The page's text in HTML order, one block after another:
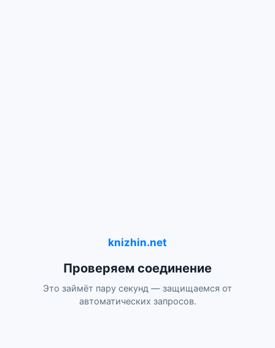
knizhin.net
Проверяем соединение
Это займёт пару секунд — защищаемся от
автоматических запросов.